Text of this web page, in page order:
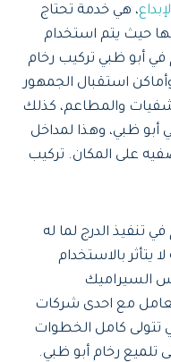
، هي خدمة تحتاج
حيث يتم استخدام
في أبو ظبي تركيب رخام
استقبال الجمهور
والمطاعم، كذلك
أبو ظبي، وهذا لمداخل
على المكان. تركيب
تنفيذ الدرج لما له
بالاستخدام
السيراميك
مع احدى شركات
تتولى كامل الخطوات
تلميع رخام أبو ظبي.